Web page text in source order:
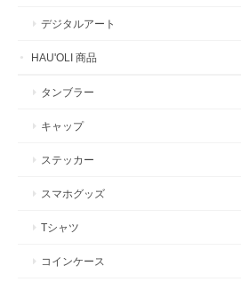
デジタルアート
HAU'OLI 商品
タンブラー
キャップ
ステッカー
スマホグッズ
Tシャツ
コインケース